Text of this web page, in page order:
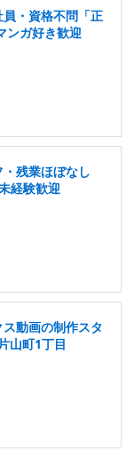
・資格不問「正
ンガ好き歓迎
残業ほぼなし
経験歓迎
動画の制作スタ
山町1丁目